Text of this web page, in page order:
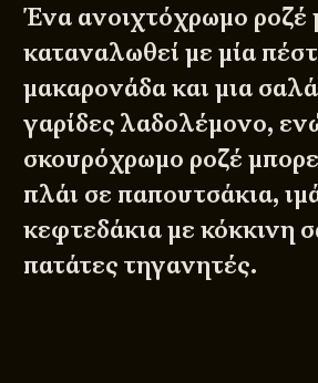
Ένα ανοιχτόχρωμο ροζέ
καταναλωθεί με μία
μακαρονάδα και μια
γαρίδες λαδολέμονο,
σκουρόχρωμο ροζέ
πλάι σε παπουτσάκια,
κεφτεδάκια με κόκκινη
πατάτες τηγανητές.